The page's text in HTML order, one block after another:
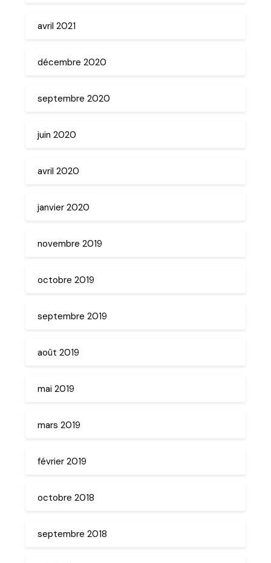
avril 2021
décembre 2020
septembre 2020
juin 2020
avril 2020
janvier 2020
novembre 2019
octobre 2019
septembre 2019
août 2019
mai 2019
mars 2019
février 2019
octobre 2018
septembre 2018